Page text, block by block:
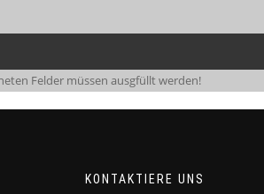
Felder müssen ausgfüllt werden!
KONTAKTIERE UNS